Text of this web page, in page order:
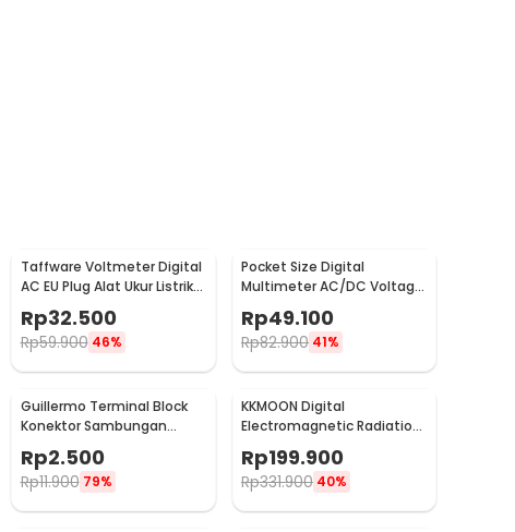
Taffware Voltmeter Digital
AC EU Plug Alat Ukur Listrik
110-300V - DM55-1
Rp32.500
Rp59.900 46%
Pocket Size Digital
Multimeter AC/DC Voltage
Rp49.100
Rp82.900 41%
Guillermo Terminal Block
Konektor Sambungan
- GTB6
Rp2.500
Rp11.900 79%
KKMOON Digital
Electromagnetic Radiation
ET825
Rp199.900
Rp331.900 40%